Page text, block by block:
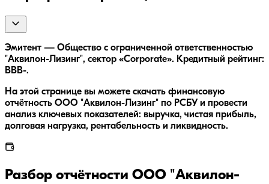
Эмитент — Общество с ограниченной ответственностью
"Аквилон-Лизинг", сектор «Corporate». Кредитный рейтинг:
BBB-.
На этой странице вы можете скачать финансовую
отчётность ООО "Аквилон-Лизинг" по РСБУ и провести
анализ ключевых показателей: выручка, чистая прибыль,
долговая нагрузка, рентабельность и ликвидность.
Разбор отчётности ООО "Аквилон-